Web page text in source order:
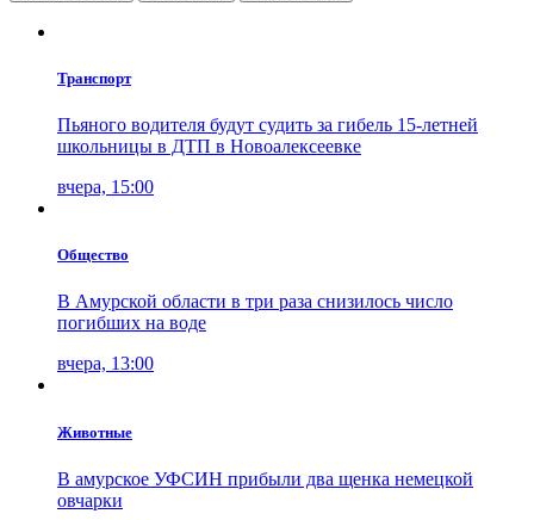
Транспорт
Пьяного водителя будут судить за гибель 15-летней
школьницы в ДТП в Новоалексеевке
вчера, 15:00
Общество
В Амурской области в три раза снизилось число
погибших на воде
вчера, 13:00
Животные
В амурское УФСИН прибыли два щенка немецкой
овчарки